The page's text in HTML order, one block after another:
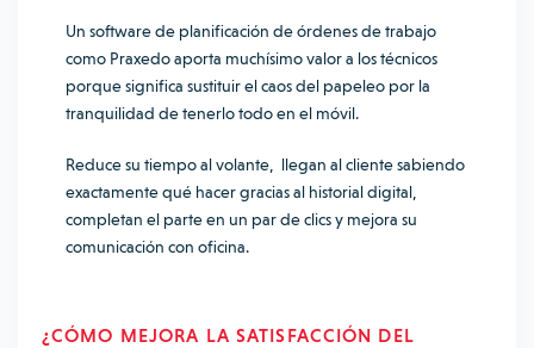
Un software de planificación de órdenes de trabajo
como Praxedo aporta muchísimo valor a los técnicos
porque significa sustituir el caos del papeleo por la
tranquilidad de tenerlo todo en el móvil.
Reduce su tiempo al volante, llegan al cliente sabiendo
exactamente qué hacer gracias al historial digital,
completan el parte en un par de clics y mejora su
comunicación con oficina.
¿CÓMO MEJORA LA SATISFACCIÓN DEL